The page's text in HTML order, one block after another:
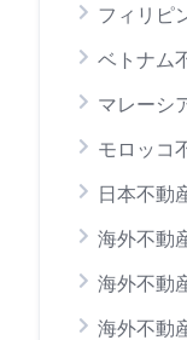
フィリピ
ベトナム
マレーシ
モロッコ
日本不動
海外不動
海外不動
海外不動